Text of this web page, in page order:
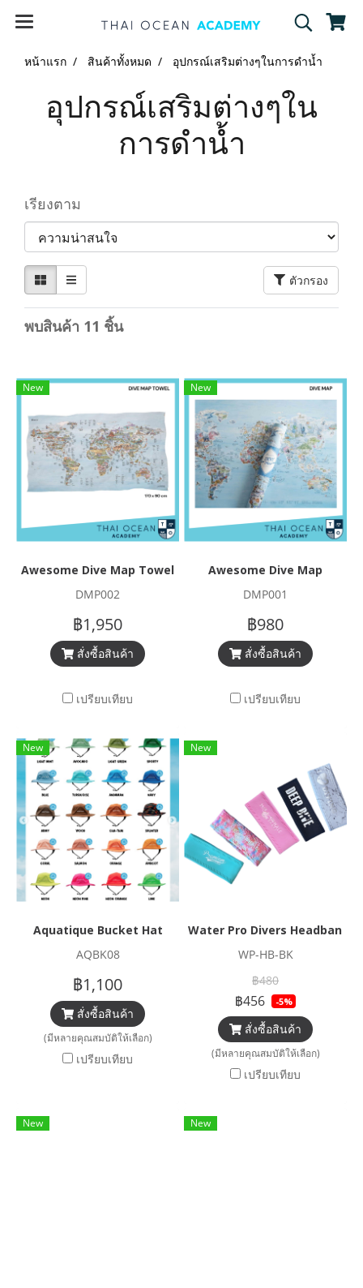
หน้าแรก สินค้าทั้งหมด อุปกรณ์เสริมต่างๆในการดำน้ำ
อุปกรณ์เสริมต่างๆใน
การดำน้ำ
เรียงตาม
ตัวกรอง
พบสินค้า 11 ชิ้น
New
Awesome Dive Map Towel
DMP002
฿1,950
สั่งซื้อสินค้า
เปรียบเทียบ
New
Awesome Dive Map
DMP001
฿980
สั่งซื้อสินค้า
เปรียบเทียบ
New
Aquatique Bucket Hat
AQBK08
฿1,100
สั่งซื้อสินค้า
(มีหลายคุณสมบัติให้เลือก)
เปรียบเทียบ
New
Water Pro Divers Headband
WP-HB-BK
฿480
฿456 -5%
สั่งซื้อสินค้า
(มีหลายคุณสมบัติให้เลือก)
เปรียบเทียบ
New New